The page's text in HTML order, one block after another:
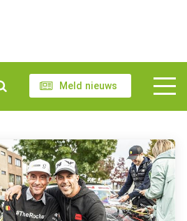
Meld nieuws